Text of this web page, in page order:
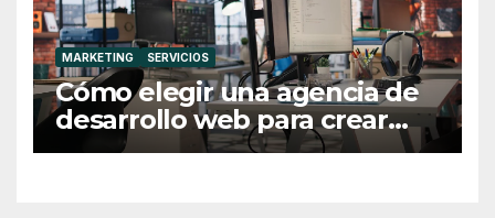
MARKETING SERVICIOS
Cómo elegir una agencia de
desarrollo web para crear
una web profesional y eficaz